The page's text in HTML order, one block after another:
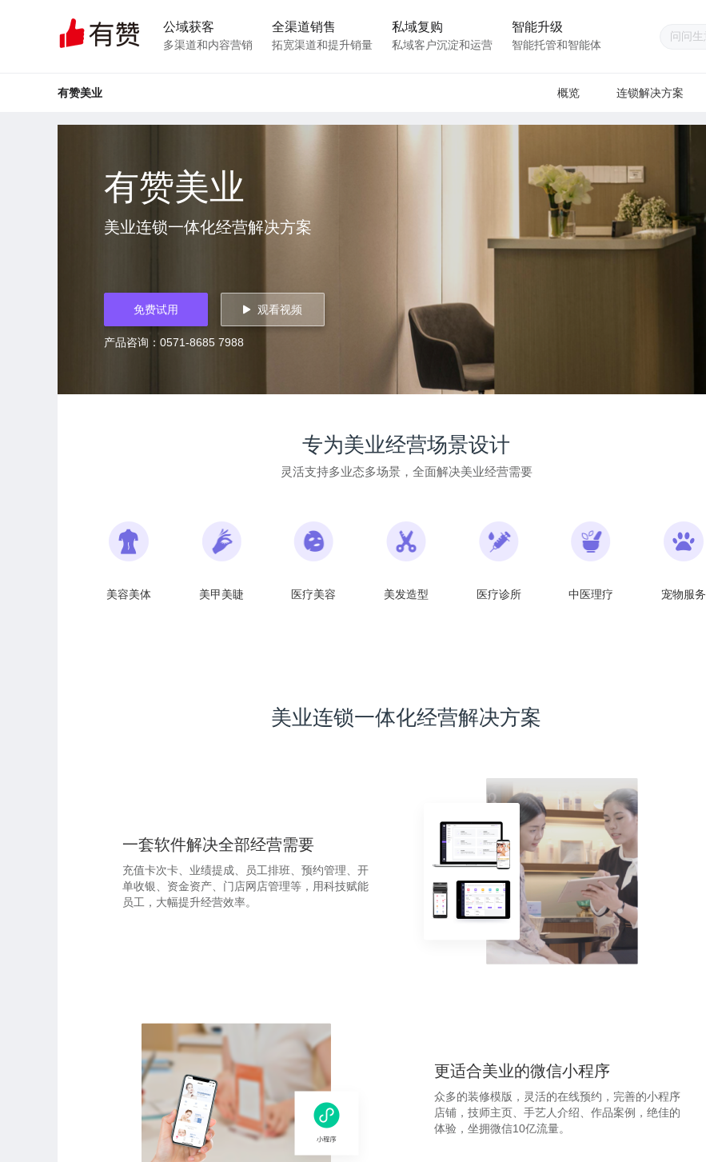
公域获客
多渠道和内容营销
全渠道销售
拓宽渠道和提升销量
私域复购
私域客户沉淀和运营
智能升级
智能托管和智能体
有赞美业 概览 连锁解决方案
有赞美业
美业连锁一体化经营解决方案
免费试用 观看视频
产品咨询：0571-8685 7988
专为美业经营场景设计
灵活支持多业态多场景，全面解决美业经营需要
美容美体 美甲美睫 医疗美容 美发造型 医疗诊所 中医理疗 宠物服务
美业连锁一体化经营解决方案
一套软件解决全部经营需要
充值卡次卡、业绩提成、员工排班、预约管理、开
单收银、资金资产、门店网店管理等，用科技赋能
员工，大幅提升经营效率。
更适合美业的微信小程序
众多的装修模版，灵活的在线预约，完善的小程序
店铺，技师主页、手艺人介绍、作品案例，绝佳的
体验，坐拥微信10亿流量。